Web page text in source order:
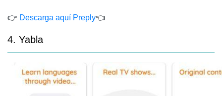
👉 Descarga aquí Preply👈
4. Yabla